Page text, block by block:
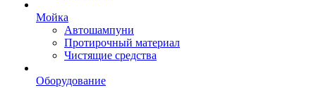
Мойка
Автошампуни
Протирочный материал
Чистящие средства
Оборудование